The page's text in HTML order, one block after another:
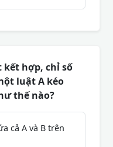
hợp, chỉ số
luật A kéo
thế nào?
cả A và B trên